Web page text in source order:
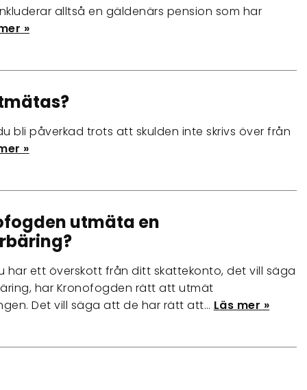
alltså en gäldenärs pension som har
»
bli påverkad trots att skulden inte skrivs över från
»
utmäta en
har ett överskott från ditt skattekonto, det vill säga
har Kronofogden rätt att utmät
Det vill säga att de har rätt att… Läs mer »